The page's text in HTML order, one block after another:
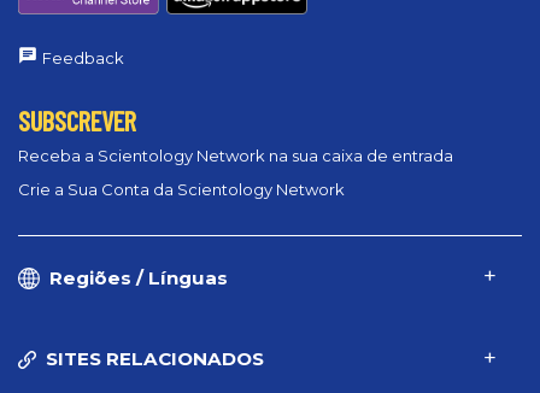
Feedback
SUBSCREVER
Receba a Scientology Network na sua caixa de entrada
Crie a Sua Conta da Scientology Network
Regiões / Línguas
SITES RELACIONADOS